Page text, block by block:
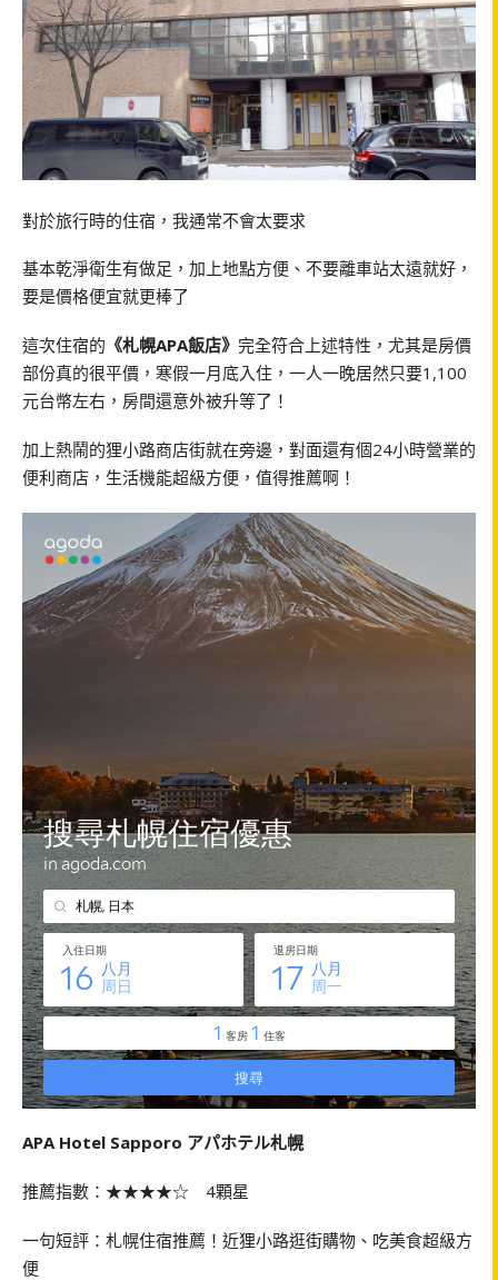
對於旅行時的住宿，我通常不會太要求
基本乾淨衛生有做足，加上地點方便、不要離車站太遠就好，
要是價格便宜就更棒了
這次住宿的 《札幌APA飯店》 完全符合上述特性，尤其是房價
部份真的很平價，寒假一月底入住，一人一晚居然只要1,100
元台幣左右，房間還意外被升等了！
加上熱鬧的狸小路商店街就在旁邊，對面還有個24小時營業的
便利商店，生活機能超級方便，值得推薦啊！
APA Hotel Sapporo アパホテル札幌
推薦指數：★★★★☆ 4顆星
一句短評：札幌住宿推薦！近狸小路逛街購物、吃美食超級方
便